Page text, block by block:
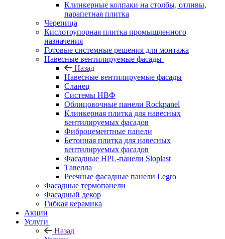
Клинкерные колпаки на столбы, отливы,
парапетная плитка
Черепица
Кислотоупорная плитка промышленного
назначения
Готовые системные решения для монтажа
Навесные вентилируемые фасады
Назад
Навесные вентилируемые фасады
Сланец
Системы НВФ
Облицовочные панели Rockpanel
Клинкерная плитка для навесных
вентилируемых фасадов
Фиброцементные панели
Бетонная плитка для навесных
вентилируемых фасадов
Фасадные HPL-панели Sloplast
Тавелла
Реечные фасадные панели Legro
Фасадные термопанели
Фасадный декор
Гибкая керамика
Акции
Услуги
Назад